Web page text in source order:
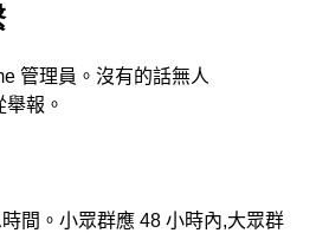
管理員。沒有的話無人
報。
間。小眾群應 48 小時內,大眾群